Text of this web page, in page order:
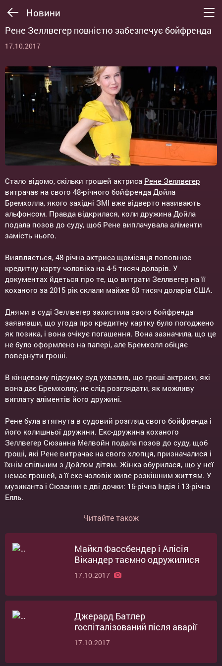
Новини
Рене Зеллвегер повністю забезпечує бойфренда
17.10.2017
Стало відомо, скільки грошей актриса Рене Зеллвегер
витрачає на свого 48-річного бойфренда Дойла
Бремхолла, якого західні ЗМІ вже відверто називають
альфонсом. Правда відкрилася, коли дружина Дойла
подала позов до суду, щоб Рене виплачувала аліменти
замість нього.
Виявляється, 48-річна актриса щомісяця поповнює
кредитну карту чоловіка на 4-5 тисяч доларів. У
документах йдеться про те, що витрати Зеллвегер на її
коханого за 2015 рік склали майже 60 тисяч доларів США.
Днями в суді Зеллвегер захистила свого бойфренда
заявивши, що угода про кредитну картку було погоджено
як позика, і вона очікує погашення. Вона зазначила, що це
не було оформлено на папері, але Бремхолл обіцяє
повернути гроші.
В кінцевому підсумку суд ухвалив, що гроші актриси, які
вона дає Бремхоллу, не слід розглядати, як можливу
виплату аліментів його дружині.
Рене була втягнута в судовий розгляд свого бойфренда і
його колишньої дружини. Екс-дружина коханого
Зеллвегер Сюзанна Мелвойн подала позов до суду, щоб
гроші, які Рене витрачає на свого хлопця, призначалися і
їхнім спільним з Дойлом дітям. Жінка обурилася, що у неї
немає грошей, а її екс-чоловік живе розкішним життям. У
музиканта і Сюзанни є дві дочки: 16-річна Індія і 13-річна
Елль.
Читайте також
Майкл Фассбендер і Алісія
Вікандер таємно одружилися
17.10.2017
Джерард Батлер
госпіталізований після аварії
17.10.2017